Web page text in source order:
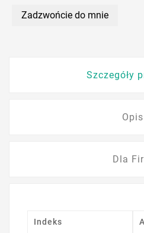
Zadzwońcie do mnie
Szczegóły
Opis
Dla
Indeks